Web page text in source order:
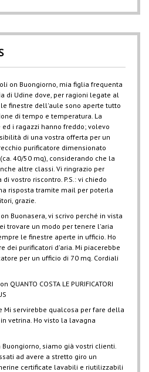
on Buongiorno, mia figlia frequenta
di Udine dove, per ragioni legate al
finestre dell'aule sono aperte tutto
di tempo e temperatura. La
i ragazzi hanno freddo; volevo
di una vostra offerta per un
purificatore dimensionato
40/50 mq), considerando che la
altre classi. Vi ringrazio per
vostro riscontro. P.S.: vi chiedo
risposta tramite mail per poterla
grazie.
on Buonasera, vi scrivo perché in vista
trovare un modo per tenere l'aria
le finestre aperte in ufficio. Ho
dei purificatori d'aria. Mi piacerebbe
per un ufficio di 70 mq. Cordiali
on QUANTO COSTA LE PURIFICATORI
Mi servirebbe qualcosa per fare della
vetrina. Ho visto la lavagna
Buongiorno, siamo già vostri clienti.
ad avere a stretto giro un
certificate lavabili e riutilizzabili